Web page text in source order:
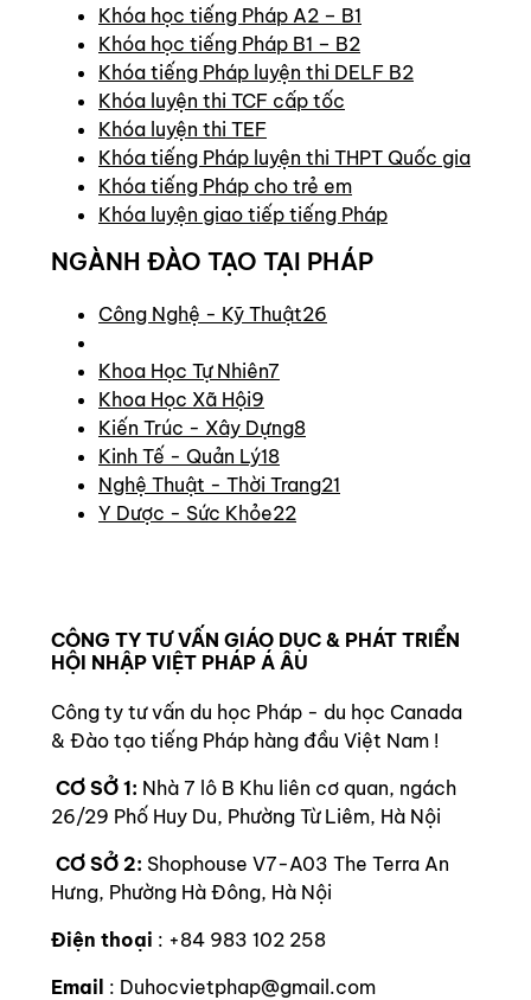
Khóa học tiếng Pháp A2 – B1
Khóa học tiếng Pháp B1 – B2
Khóa tiếng Pháp luyện thi DELF B2
Khóa luyện thi TCF cấp tốc
Khóa luyện thi TEF
Khóa tiếng Pháp luyện thi THPT Quốc gia
Khóa tiếng Pháp cho trẻ em
Khóa luyện giao tiếp tiếng Pháp
NGÀNH ĐÀO TẠO TẠI PHÁP
Công Nghệ - Kỹ Thuật26
Khoa Học Tự Nhiên7
Khoa Học Xã Hội9
Kiến Trúc - Xây Dựng8
Kinh Tế - Quản Lý18
Nghệ Thuật - Thời Trang21
Y Dược - Sức Khỏe22
CÔNG TY TƯ VẤN GIÁO DỤC & PHÁT TRIỂN
HỘI NHẬP VIỆT PHÁP Á ÂU
Công ty tư vấn du học Pháp - du học Canada
& Đào tạo tiếng Pháp hàng đầu Việt Nam !
CƠ SỞ 1: Nhà 7 lô B Khu liên cơ quan, ngách
26/29 Phố Huy Du, Phường Từ Liêm, Hà Nội
CƠ SỞ 2: Shophouse V7-A03 The Terra An
Hưng, Phường Hà Đông, Hà Nội
Điện thoại : +84 983 102 258
Email : Duhocvietphap@gmail.com